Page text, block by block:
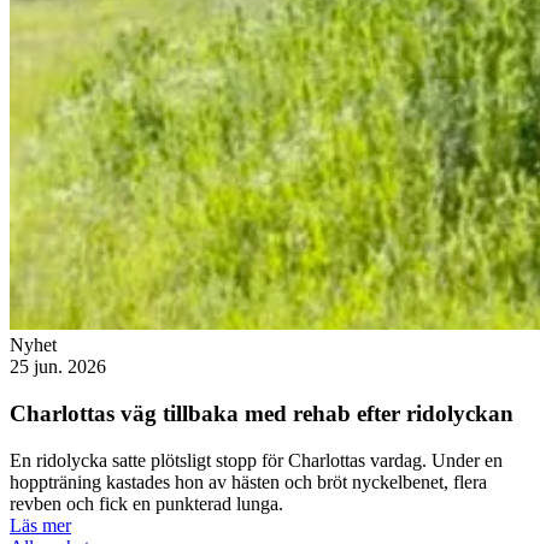
Nyhet
25 jun. 2026
Charlottas väg tillbaka med rehab efter ridolyckan
En ridolycka satte plötsligt stopp för Charlottas vardag. Under en
hoppträning kastades hon av hästen och bröt nyckelbenet, flera
revben och fick en punkterad lunga.
Läs mer